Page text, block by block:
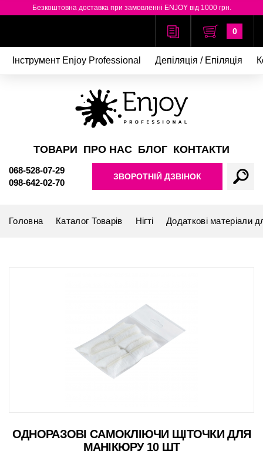
Безкоштовна доставка при замовленні ENJOY від 1000 грн.
0
Інструмент Enjoy Professional Депіляція / Епіляція
ТОВАРИ ПРО НАС БЛОГ КОНТАКТИ
068-528-07-29
098-642-02-70
ЗВОРОТНІЙ ДЗВІНОК
Головна Каталог Товарів Нігті Додаткові матеріали
ОДНОРАЗОВІ САМОКЛІЮЧИ ЩІТОЧКИ ДЛЯ
МАНІКЮРУ 10 ШТ